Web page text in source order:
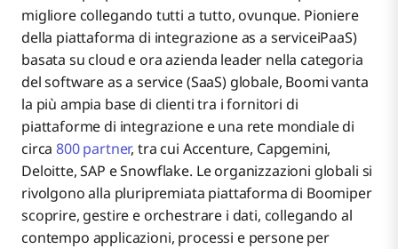
migliore collegando tutti a tutto, ovunque. Pioniere
della piattaforma di integrazione as a serviceiPaaS)
basata su cloud e ora azienda leader nella categoria
del software as a service (SaaS) globale, Boomi vanta
la più ampia base di clienti tra i fornitori di
piattaforme di integrazione e una rete mondiale di
circa800 partner, tra cui Accenture, Capgemini,
Deloitte, SAP e Snowflake. Le organizzazioni globali si
rivolgono alla pluripremiata piattaforma di Boomiper
scoprire, gestire e orchestrare i dati, collegando al
contempo applicazioni, processi e persone per